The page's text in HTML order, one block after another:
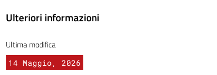
Ulteriori informazioni
Ultima modifica
14 Maggio, 2026